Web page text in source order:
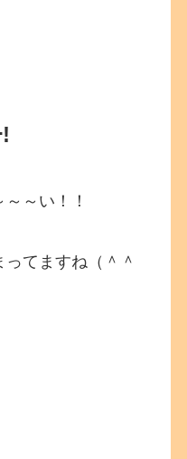
～い！！
てますね（＾＾